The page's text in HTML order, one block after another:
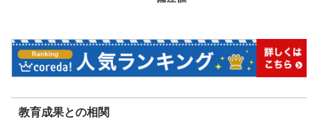
教育成果との相関